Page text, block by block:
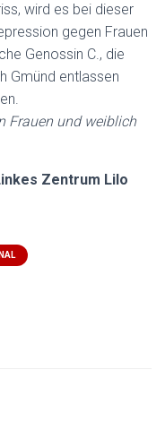
wird es bei dieser
gegen Frauen
Genossin C., die
Gmünd entlassen
Frauen und weiblich
Zentrum Lilo